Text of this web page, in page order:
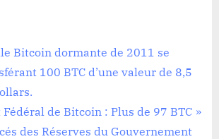
Bitcoin dormante de 2011 se
100 BTC d’une valeur de 8,5
de Bitcoin : Plus de 97 BTC
des Réserves du Gouvernement